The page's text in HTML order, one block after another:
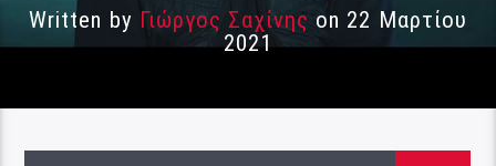
Written by Γιώργος Σαχίνης on 22 Μαρτίου
2021